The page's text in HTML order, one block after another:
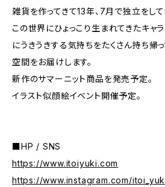
雑貨を作ってきて13年、7月で独立をして
この世界にひょっこり生まれてきたキャ
にうきうきする気持ちをたくさん持ち帰
空間をお届けします。
新作のサマーニット商品を発売予定。
イラスト似顔絵イベント開催予定。
■HP / SNS
https://www.itoiyuki.com
https://www.instagram.com/